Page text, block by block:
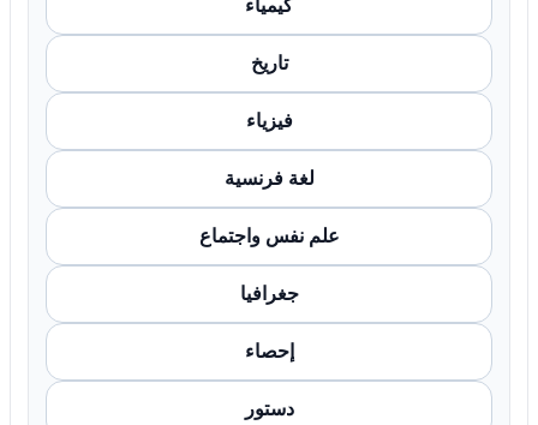
كيمياء
تاريخ
فيزياء
لغة فرنسية
علم نفس واجتماع
جغرافيا
إحصاء
دستور